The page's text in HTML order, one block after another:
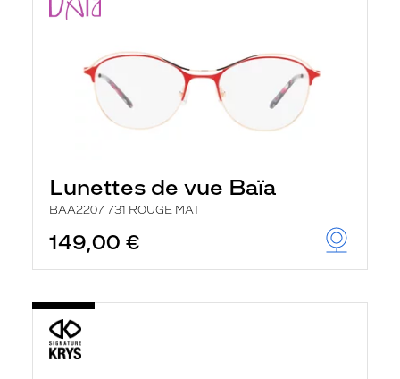
Lunettes de vue Baïa
BAA2207 731 ROUGE MAT
149,00 €